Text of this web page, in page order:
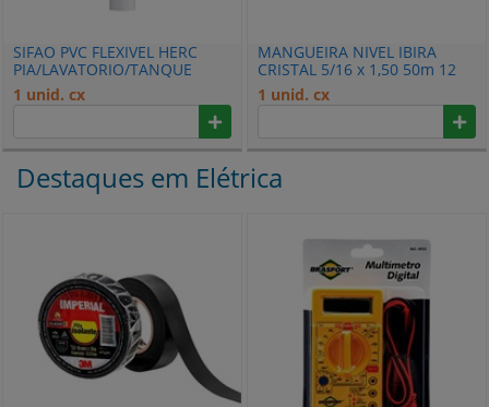
SIFAO PVC FLEXIVEL HERC
PIA/LAVATORIO/TANQUE
ARRUELA PVC 2603
1 unid. cx
MANGUEIRA NIVEL IBIRA
CRISTAL 5/16 x 1,50 50m 12
1 unid. cx
Destaques em Elétrica